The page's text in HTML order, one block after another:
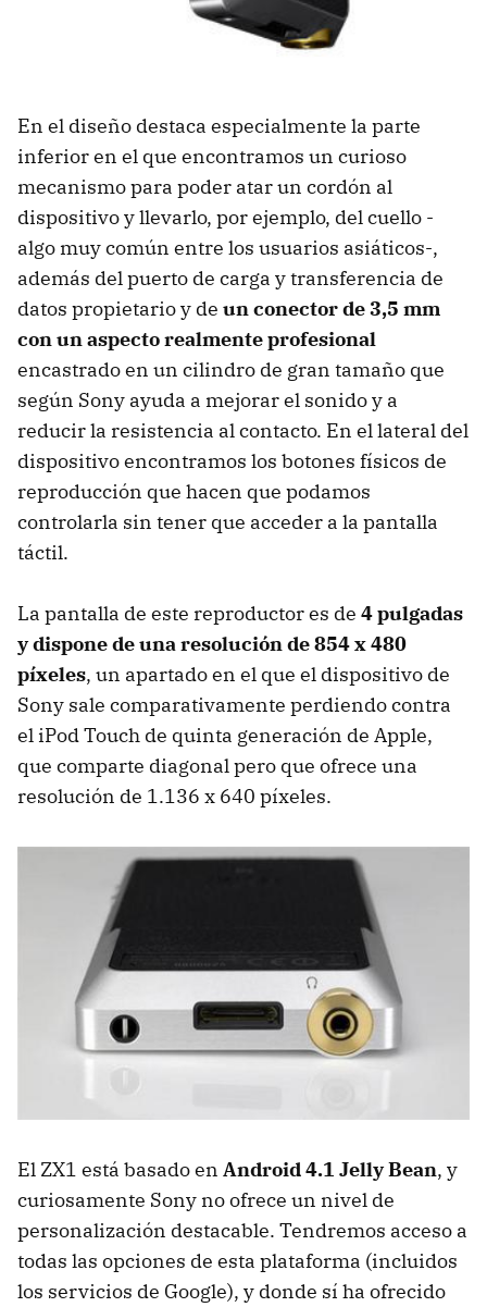
En el diseño destaca especialmente la parte
inferior en el que encontramos un curioso
mecanismo para poder atar un cordón al
dispositivo y llevarlo, por ejemplo, del cuello -
algo muy común entre los usuarios asiáticos-,
además del puerto de carga y transferencia de
datos propietario y de un conector de 3,5 mm
con un aspecto realmente profesional
encastrado en un cilindro de gran tamaño que
según Sony ayuda a mejorar el sonido y a
reducir la resistencia al contacto. En el lateral del
dispositivo encontramos los botones físicos de
reproducción que hacen que podamos
controlarla sin tener que acceder a la pantalla
táctil.
La pantalla de este reproductor es de 4 pulgadas
y dispone de una resolución de 854 x 480
píxeles, un apartado en el que el dispositivo de
Sony sale comparativamente perdiendo contra
el iPod Touch de quinta generación de Apple,
que comparte diagonal pero que ofrece una
resolución de 1.136 x 640 píxeles.
El ZX1 está basado en Android 4.1 Jelly Bean, y
curiosamente Sony no ofrece un nivel de
personalización destacable. Tendremos acceso a
todas las opciones de esta plataforma (incluidos
los servicios de Google), y donde sí ha ofrecido